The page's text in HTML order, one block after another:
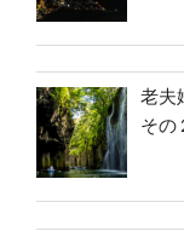
老夫
その